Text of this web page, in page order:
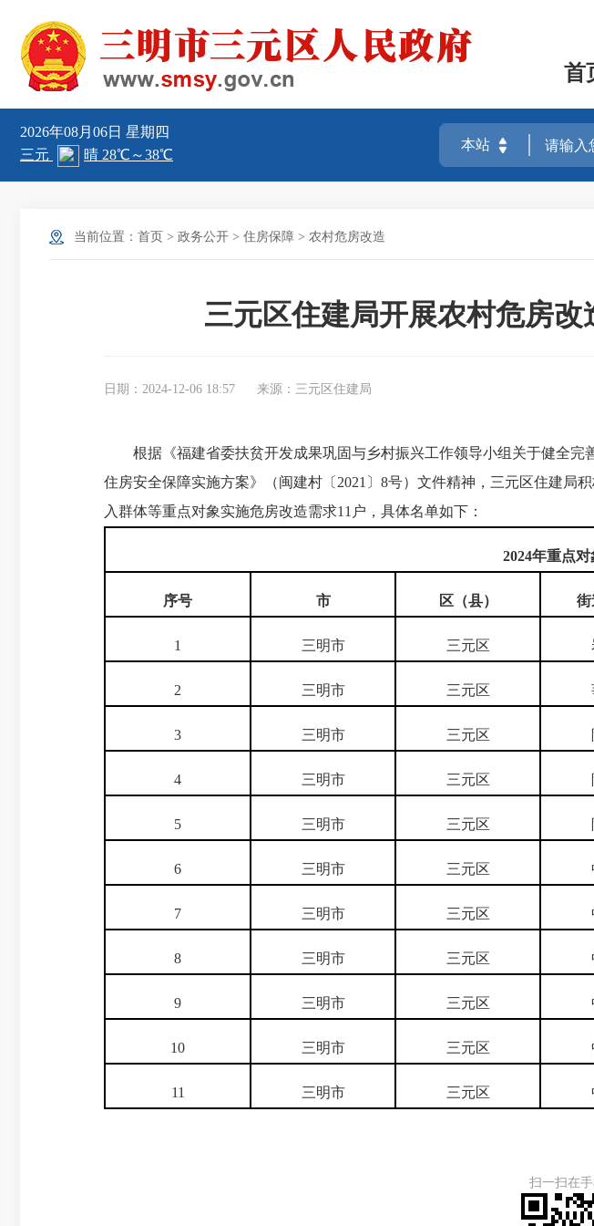
首
2026年08月06日 星期四
当前位置： 首页 > 政务公开 > 住房保障 > 农村危房改造
三元区住建局开展农村危房
日期：2024-12-06 18:57 来源：三元区住建局
根据《福建省委扶贫开发成果巩固与乡村振兴工作领导小组关于健全完
住房安全保障实施方案》（闽建村〔2021〕8号）文件精神，三元区住建局
入群体等重点对象实施危房改造需求11户，具体名单如下：
2024年重点
序号 市 区（县） 街
1 三明市 三元区
2 三明市 三元区
3 三明市 三元区
4 三明市 三元区
5 三明市 三元区
6 三明市 三元区
7 三明市 三元区
8 三明市 三元区
9 三明市 三元区
10 三明市 三元区
11 三明市 三元区
扫一扫在